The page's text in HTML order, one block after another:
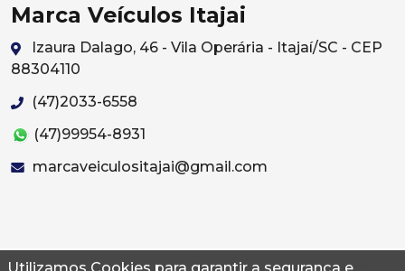
Marca Veículos Itajai
Izaura Dalago, 46 - Vila Operária - Itajaí/SC - CEP
88304110
(47)2033-6558
(47)99954-8931
marcaveiculositajai@gmail.com